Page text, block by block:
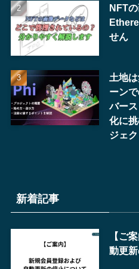
NFT
せん
土地
ーン
バー
化に
ジェ
新着記事
【ご
動更